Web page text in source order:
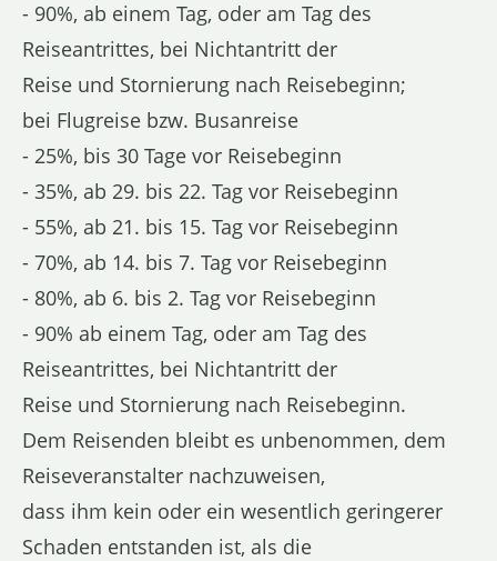
- 90%, ab einem Tag, oder am Tag des
Reiseantrittes, bei Nichtantritt der
Reise und Stornierung nach Reisebeginn;
bei Flugreise bzw. Busanreise
- 25%, bis 30 Tage vor Reisebeginn
- 35%, ab 29. bis 22. Tag vor Reisebeginn
- 55%, ab 21. bis 15. Tag vor Reisebeginn
- 70%, ab 14. bis 7. Tag vor Reisebeginn
- 80%, ab 6. bis 2. Tag vor Reisebeginn
- 90% ab einem Tag, oder am Tag des
Reiseantrittes, bei Nichtantritt der
Reise und Stornierung nach Reisebeginn.
Dem Reisenden bleibt es unbenommen, dem
Reiseveranstalter nachzuweisen,
dass ihm kein oder ein wesentlich geringerer
Schaden entstanden ist, als die